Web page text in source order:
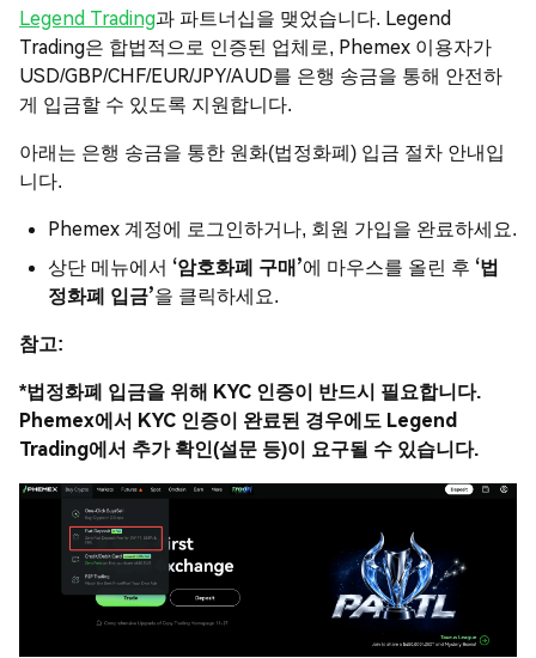
Legend Trading과 파트너십을 맺었습니다. Legend
Trading은 합법적으로 인증된 업체로, Phemex 이용자가
USD/GBP/CHF/EUR/JPY/AUD를 은행 송금을 통해 안전하
게 입금할 수 있도록 지원합니다.
아래는 은행 송금을 통한 원화(법정화폐) 입금 절차 안내입
니다.
Phemex 계정에 로그인하거나, 회원 가입을 완료하세요.
상단 메뉴에서 ‘암호화폐 구매’에 마우스를 올린 후 ‘법
정화폐 입금’을 클릭하세요.
참고:
*법정화폐 입금을 위해 KYC 인증이 반드시 필요합니다.
Phemex에서 KYC 인증이 완료된 경우에도 Legend
Trading에서 추가 확인(설문 등)이 요구될 수 있습니다.